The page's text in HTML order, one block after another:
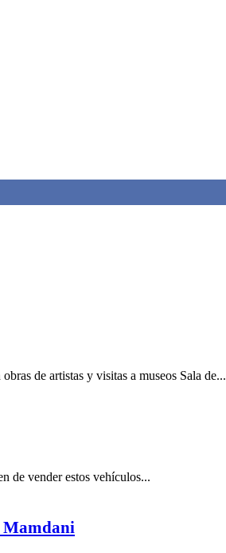
de artistas y visitas a museos Sala de...
de vender estos vehículos...
Mamdani